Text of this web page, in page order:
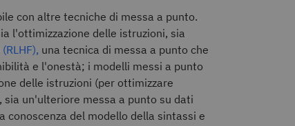
con altre tecniche di messa a punto.
l'ottimizzazione delle istruzioni, sia
(RLHF), una tecnica di messa a punto che
e l'onestà; i modelli messi a punto
delle istruzioni (per ottimizzare
un'ulteriore messa a punto su dati
conoscenza del modello della sintassi e